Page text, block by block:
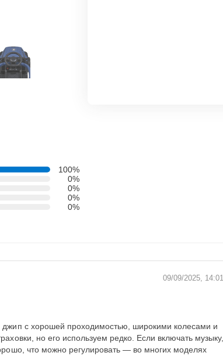
100%
0%
0%
0%
0%
09/09/2025, 14:01
джип с хорошей проходимостью, широкими колесами и
но его используем редко. Если включать музыку,
что можно регулировать — во многих моделях